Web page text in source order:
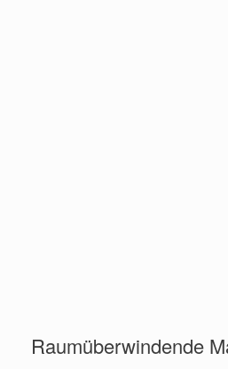
Raumüberwindende